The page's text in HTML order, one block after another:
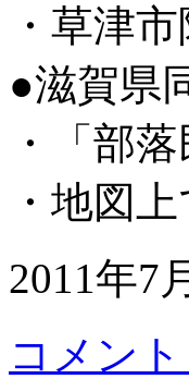
・草津
●滋賀県
・「部
・地図
2011年7
コメント